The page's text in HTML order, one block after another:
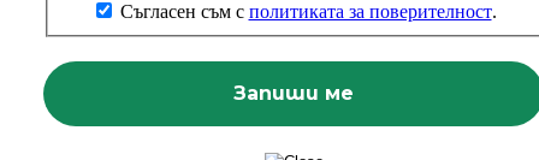
Съгласен съм с политиката за поверителност.